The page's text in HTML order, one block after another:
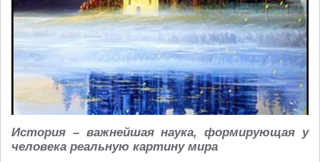
История – важнейшая наука, формирующая у
человека реальную картину мира